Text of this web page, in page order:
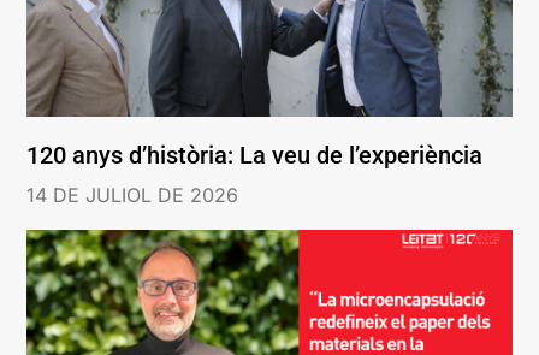
120 anys d’història: La veu de l’experiència
14 DE JULIOL DE 2026